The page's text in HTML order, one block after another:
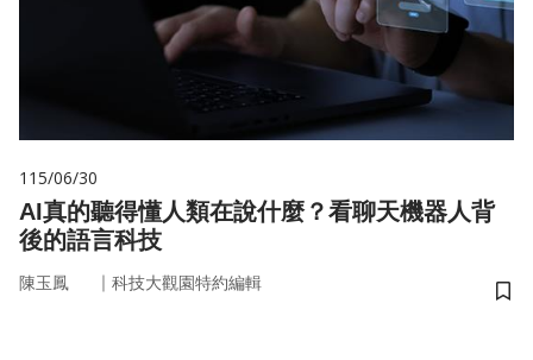
115/06/30
AI真的聽得懂人類在說什麼？看聊天機器人背
後的語言科技
陳玉鳳 ｜ 科技大觀園特約編輯
儲